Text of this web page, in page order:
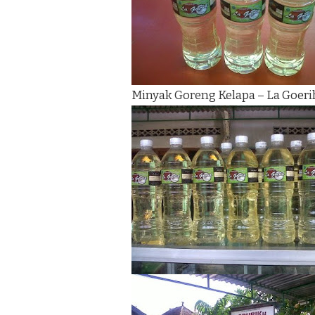
Minyak Goreng Kelapa – La